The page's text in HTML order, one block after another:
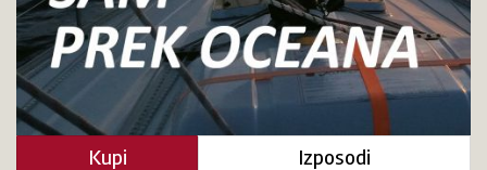
Kupi Izposodi